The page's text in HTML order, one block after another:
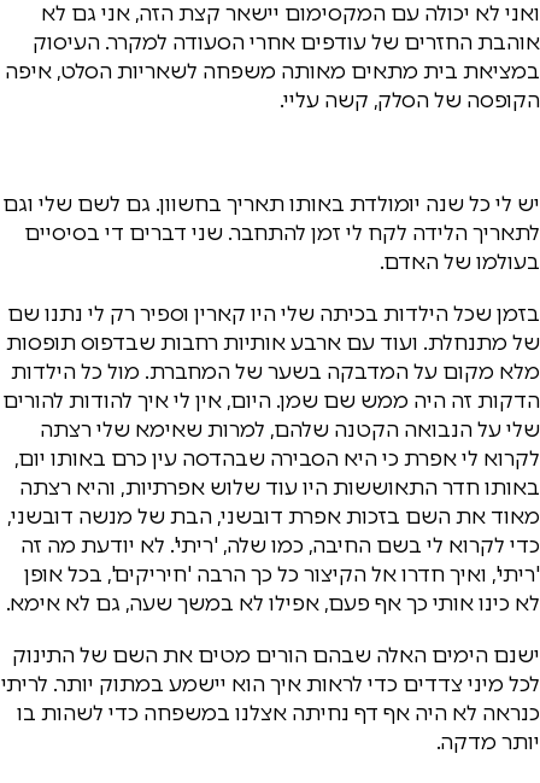
ואני לא יכולה עם המקסימום יישאר קצת הזה, אני גם לא
אוהבת החזרים של עודפים אחרי הסעודה למקרר. העיסוק
במציאת בית מתאים מאותה משפחה לשאריות הסלט, איפה
הקופסה של הסלק, קשה עליי.
יש לי כל שנה יומולדת באותו תאריך בחשוון. גם לשם שלי וגם
לתאריך הלידה לקח לי זמן להתחבר. שני דברים די בסיסיים
בעולמו של האדם.
בזמן שכל הילדות בכיתה שלי היו קארין וספיר רק לי נתנו שם
של מתנחלת. ועוד עם ארבע אותיות רחבות שבדפוס תופסות
מלא מקום על המדבקה בשער של המחברת. מול כל הילדות
הדקות זה היה ממש שם שמן. היום, אין לי איך להודות להורים
שלי על הנבואה הקטנה שלהם, למרות שאימא שלי רצתה
לקרוא לי אפרת כי היא הסבירה שבהדסה עין כרם באותו יום,
באותו חדר התאוששות היו עוד שלוש אפרתיות, והיא רצתה
מאוד את השם בזכות אפרת דובשני, הבת של מנשה דובשני,
כדי לקרוא לי בשם החיבה, כמו שלה, 'ריתי'. לא יודעת מה זה
'ריתי', ואיך חדרו אל הקיצור כל כך הרבה 'חיריקים', בכל אופן
לא כינו אותי כך אף פעם, אפילו לא במשך שעה, גם לא אימא.
ישנם הימים האלה שבהם הורים מטים את השם של התינוק
לכל מיני צדדים כדי לראות איך הוא יישמע במתוק יותר. לריתי
כנראה לא היה אף דף נחיתה אצלנו במשפחה כדי לשהות בו
יותר מדקה.